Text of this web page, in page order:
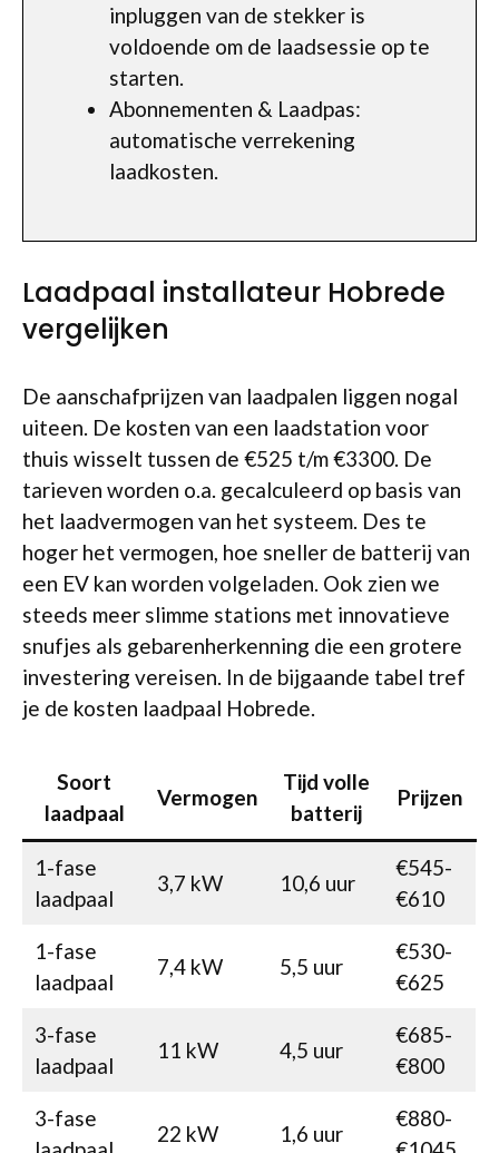
inpluggen van de stekker is
voldoende om de laadsessie op te
starten.
Abonnementen & Laadpas:
automatische verrekening
laadkosten.
Laadpaal installateur Hobrede
vergelijken
De aanschafprijzen van laadpalen liggen nogal
uiteen. De kosten van een laadstation voor
thuis wisselt tussen de €525 t/m €3300. De
tarieven worden o.a. gecalculeerd op basis van
het laadvermogen van het systeem. Des te
hoger het vermogen, hoe sneller de batterij van
een EV kan worden volgeladen. Ook zien we
steeds meer slimme stations met innovatieve
snufjes als gebarenherkenning die een grotere
investering vereisen. In de bijgaande tabel tref
je de kosten laadpaal Hobrede.
Soort
laadpaal
Vermogen
Tijd volle
batterij
Prijzen
1-fase
laadpaal
3,7 kW 10,6 uur
€545-
€610
1-fase
laadpaal
7,4 kW 5,5 uur
€530-
€625
3-fase
laadpaal
11 kW 4,5 uur
€685-
€800
3-fase
22 kW 1,6 uur
€880-